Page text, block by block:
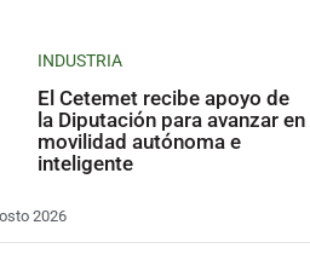
INDUSTRIA
El Cetemet recibe apoyo de
la Diputación para avanzar en
movilidad autónoma e
inteligente
2026